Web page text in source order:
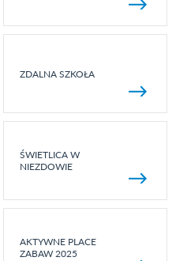
ZDALNA SZKOŁA
ŚWIETLICA W
NIEZDOWIE
AKTYWNE PLACE
ZABAW 2025